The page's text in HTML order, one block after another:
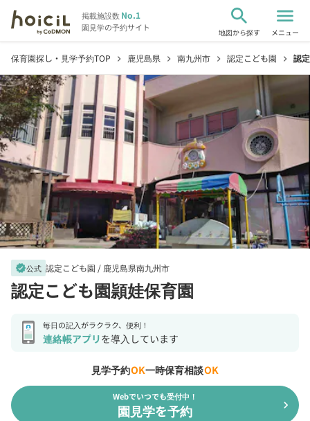
掲載施設数No.1
園見学の予約サイト
search
地図から探す
menu
メニュー
保育園探し・見学予約TOP chevron_right 鹿児島県 chevron_right 南九州市 chevron_right 認定こども園 chevron_right 認
verified公式 認定こども園 / 鹿児島県南九州市
認定こども園頴娃保育園
毎日の記入がラクラク、便利！
連絡帳アプリを導入しています
見学予約OK一時保育相談OK
Webでいつでも受付中！
園見学を予約 chevron_right